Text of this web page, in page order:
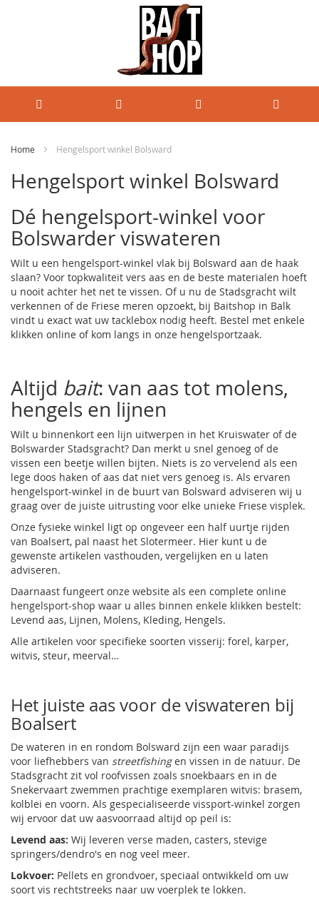
Home Hengelsport winkel Bolsward
Hengelsport winkel Bolsward
Dé hengelsport-winkel voor
Bolswarder viswateren
Wilt u een hengelsport-winkel vlak bij Bolsward aan de haak
slaan? Voor topkwaliteit vers aas en de beste materialen hoeft
u nooit achter het net te vissen. Of u nu de Stadsgracht wilt
verkennen of de Friese meren opzoekt, bij Baitshop in Balk
vindt u exact wat uw tacklebox nodig heeft. Bestel met enkele
klikken online of kom langs in onze hengelsportzaak.
Altijd bait: van aas tot molens,
hengels en lijnen
Wilt u binnenkort een lijn uitwerpen in het Kruiswater of de
Bolswarder Stadsgracht? Dan merkt u snel genoeg of de
vissen een beetje willen bijten. Niets is zo vervelend als een
lege doos haken of aas dat niet vers genoeg is. Als ervaren
hengelsport-winkel in de buurt van Bolsward adviseren wij u
graag over de juiste uitrusting voor elke unieke Friese visplek.
Onze fysieke winkel ligt op ongeveer een half uurtje rijden
van Boalsert, pal naast het Slotermeer. Hier kunt u de
gewenste artikelen vasthouden, vergelijken en u laten
adviseren.
Daarnaast fungeert onze website als een complete online
hengelsport-shop waar u alles binnen enkele klikken bestelt:
Levend aas, Lijnen, Molens, Kleding, Hengels.
Alle artikelen voor specifieke soorten visserij: forel, karper,
witvis, steur, meerval…
Het juiste aas voor de viswateren bij
Boalsert
De wateren in en rondom Bolsward zijn een waar paradijs
voor liefhebbers van streetfishingen vissen in de natuur. De
Stadsgracht zit vol roofvissen zoals snoekbaars en in de
Snekervaart zwemmen prachtige exemplaren witvis: brasem,
kolblei en voorn. Als gespecialiseerde vissport-winkel zorgen
wij ervoor dat uw aasvoorraad altijd op peil is:
Levend aas: Wij leveren verse maden, casters, stevige
springers/dendro's en nog veel meer.
Lokvoer: Pellets en grondvoer, speciaal ontwikkeld om uw
soort vis rechtstreeks naar uw voerplek te lokken.